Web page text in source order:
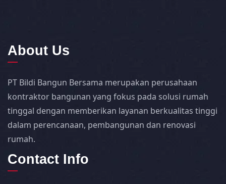
About Us
PT Bildi Bangun Bersama merupakan perusahaan
kontraktor bangunan yang fokus pada solusi rumah
tinggal dengan memberikan layanan berkualitas tinggi
dalam perencanaan, pembangunan dan renovasi
rumah.
Contact Info